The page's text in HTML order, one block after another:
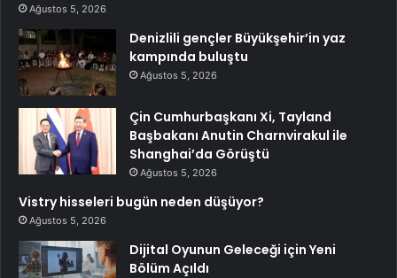
Ağustos 5, 2026
Denizlili gençler Büyükşehir’in yaz
kampında buluştu
Ağustos 5, 2026
Çin Cumhurbaşkanı Xi, Tayland
Başbakanı Anutin Charnvirakul ile
Shanghai’da Görüştü
Ağustos 5, 2026
Vistry hisseleri bugün neden düşüyor?
Ağustos 5, 2026
Dijital Oyunun Geleceği için Yeni
Bölüm Açıldı